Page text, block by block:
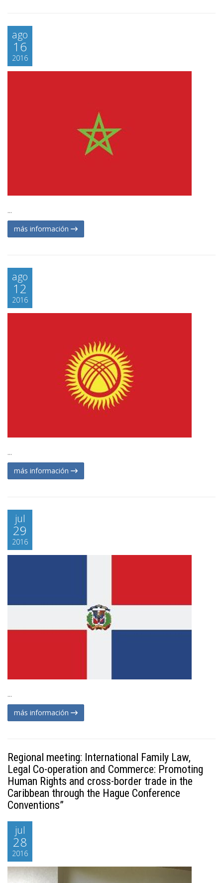
ago
16
2016
...
más información
ago
12
2016
...
más información
jul
29
2016
...
más información
Regional meeting: International Family Law,
Legal Co-operation and Commerce: Promoting
Human Rights and cross-border trade in the
Caribbean through the Hague Conference
Conventions”
jul
28
2016